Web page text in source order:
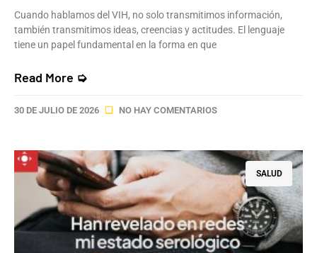
Cuando hablamos del VIH, no solo transmitimos información,
también transmitimos ideas, creencias y actitudes. El lenguaje
tiene un papel fundamental en la forma en que
Read More ➭
30 DE JULIO DE 2026 NO HAY COMENTARIOS
SALUD